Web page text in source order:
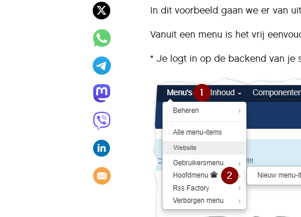
In dit voorbeeld gaan we er van
Vanuit een menu is het vrij
* Je logt in op de backend van je